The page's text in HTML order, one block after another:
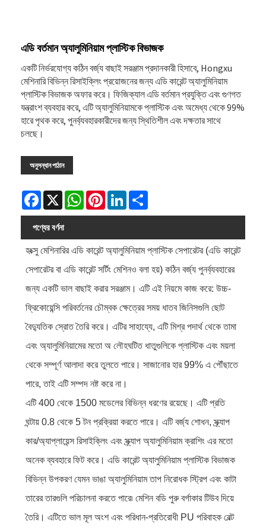
এডি বর্তমান অ্যালুমিনিয়াম প্লাস্টিক বিভাজক
একটি নির্ভরযোগ্য কঠিন বর্জ্য বাছাই সরঞ্জাম প্রদানকারী হিসাবে, Hongxu
মেশিনারি বিভিন্ন রিসাইক্লিং প্রয়োজনের জন্য এডি কারেন্ট অ্যালুমিনিয়াম
প্লাস্টিক বিভাজক অফার করে। ফিজিক্যাল এডি বর্তমান প্রযুক্তি এবং গুণগত
যন্ত্রাংশ ব্যবহার করে, এটি অ্যালুমিনিয়ামকে প্লাস্টিক এবং অমেধ্য থেকে 99%
হারে পৃথক করে, পুনর্ব্যবহারকারীদের জন্য স্থিতিশীল এবং দক্ষতার সাথে
চলছে।
অনুসন্ধান পাঠান
Facebook
X WhatsAppPinterestLinkedIn
পণ্যের বর্ণনা
হংক্সু মেশিনারির এডি কারেন্ট অ্যালুমিনিয়াম প্লাস্টিক সেপারেটর (এডি কারেন্ট
সেপারেটর বা এডি কারেন্ট সর্টিং মেশিনও বলা হয়) কঠিন বর্জ্য পুনর্ব্যবহারের
জন্য একটি ভাল বাছাই করার সরঞ্জাম। এটি এই নিয়মে কাজ করে: উচ্চ-
ফ্রিকোয়েন্সি পরিবর্তনের চৌম্বক ক্ষেত্রের সময় ধাতব জিনিসগুলি ছোট
বৈদ্যুতিক স্রোত তৈরি করে। এটির সাহায্যে, এটি মিশ্র পদার্থ থেকে তামা
এবং অ্যালুমিনিয়ামের মতো অ লৌহঘটিত ধাতুগুলিকে প্লাস্টিক এবং ময়লা
থেকে সম্পূর্ণ আলাদা করে তুলতে পারে। সাজানোর হার 99% এ পৌঁছাতে
পারে, তাই এটি সম্পদ নষ্ট করে না।
এটি 400 থেকে 1500 মডেলের বিভিন্ন ধরণের রয়েছে। এটি প্রতি
ঘন্টায় 0.8 থেকে 5 টন প্রক্রিয়া করতে পারে। এটি বর্জ্য শোধন, স্ক্র্যাপ
কার/অ্যাপ্লায়েন্স রিসাইক্লিং এবং স্ক্র্যাপ অ্যালুমিনিয়াম ক্রাশিং এর মতো
অনেক ব্যবহারে ফিট করে। এডি কারেন্ট অ্যালুমিনিয়াম প্লাস্টিক বিভাজক
বিভিন্ন উপকরণ যেমন ভাঙা অ্যালুমিনিয়াম তাপ নিরোধক স্ট্রিপ এবং কাটা
তারের তারগুলি পরিচালনা করতে পারে৷ মেশিন বডি পুরু বর্গাকার টিউব দিয়ে
তৈরি। এটিতে ভাল মূল অংশ এবং পরিধান-প্রতিরোধী PU পরিবাহক বেল্ট